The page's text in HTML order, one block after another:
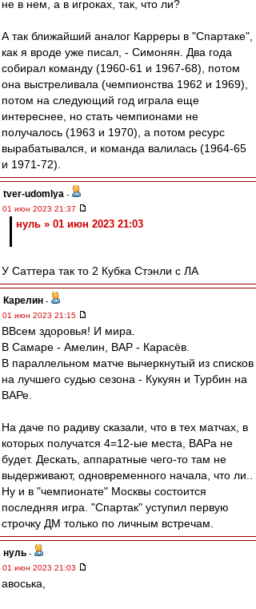
не в нем, а в игроках, так, что ли?
А так ближайший аналог Карреры в "Спартаке",
как я вроде уже писал, - Симонян. Два года
собирал команду (1960-61 и 1967-68), потом
она выстреливала (чемпионства 1962 и 1969),
потом на следующий год играла еще
интереснее, но стать чемпионами не
получалось (1963 и 1970), а потом ресурс
вырабатывался, и команда валилась (1964-65
и 1971-72).
tver-udomlya -
01 июн 2023 21:37
нуль » 01 июн 2023 21:03
У Саттера так то 2 Кубка Стэнли с ЛА
Карелин -
01 июн 2023 21:15
ВВсем здоровья! И мира.
В Самаре - Амелин, ВАР - Карасёв.
В параллельном матче вычеркнутый из списков
на лучшего судью сезона - Кукуян и Турбин на
ВАРе.
На даче по радиву сказали, что в тех матчах, в
которых получатся 4=12-ые места, ВАРа не
будет. Дескать, аппаратные чего-то там не
выдерживают, одновременного начала, что ли..
Ну и в "чемпионате" Москвы состоится
последняя игра. "Спартак" уступил первую
строчку ДМ только по личным встречам.
нуль -
01 июн 2023 21:03
авоська,